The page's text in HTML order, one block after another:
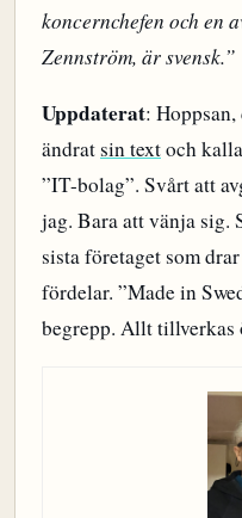
koncernchefen och en
Zennström, är svensk.”
Uppdaterat:
ändratsin textoch
”IT-bolag”. Svårt att
jag. Bara att vänja sig.
sista företaget som
fördelar. ”Made in
begrepp. Allt tillverkas